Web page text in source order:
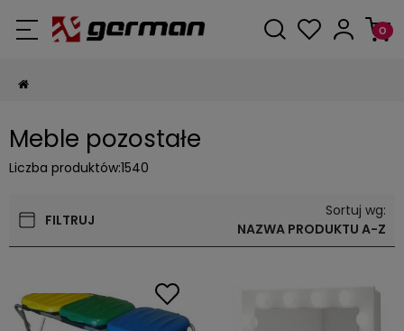
Meble pozostałe
Liczba produktów:1540
FILTRUJ
Sortuj wg:
NAZWA PRODUKTU A-Z